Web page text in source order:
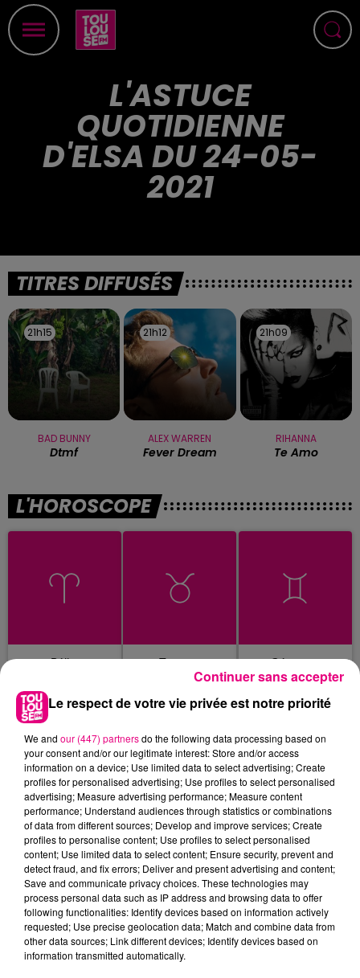
L'ASTUCE
QUOTIDIENNE
D'ELSA DU 24-05-
2021
TITRES DIFFUSÉS
21h15
21h15
BAD BUNNY
Dtmf
21h12
21h12
ALEX WARREN
Fever Dream
21h09
21h09
RIHANNA
Te Amo
L'HOROSCOPE
Bélier Taureau Gémeaux
Cancer Lion Vierge
Balance Scorpion Sagittaire
Le respect de votre vie privée est notre priorité
We and our (447) partnersdo the following data processing based on
your consent and/or our legitimate interest: Store and/or access
information on a device; Use limited data to select advertising; Create
profiles for personalised advertising; Use profiles to select personalised
advertising; Measure advertising performance; Measure content
performance; Understand audiences through statistics or combinations
of data from different sources; Develop and improve services; Create
profiles to personalise content; Use profiles to select personalised
content; Use limited data to select content; Ensure security, prevent and
detect fraud, and fix errors; Deliver and present advertising and content;
Save and communicate privacy choices. These technologies may
process personal data such as IP address and browsing data to offer
following functionalities: Identify devices based on information actively
requested; Use precise geolocation data; Match and combine data from
other data sources; Link different devices; Identify devices based on
information transmitted automatically.
Continuer sans accepter